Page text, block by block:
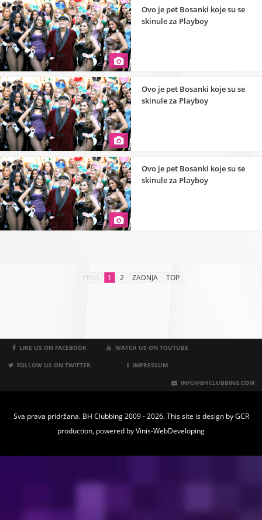
Ovo je pet Bosanki koje su se
skinule za Playboy
Ovo je pet Bosanki koje su se
skinule za Playboy
Ovo je pet Bosanki koje su se
skinule za Playboy
PRVA 1 2 ZADNJA TOP
LIKE US ON FACEBOOK WATCH US ON YOUTUBE
FOLLOW US ON TWITTER IMPRESSUM
INFO@BHCLUBBING.COM
Sva prava pridržana. BH Clubbing 2009 - 2026. This site is design byGCR
production, powered byVinis-WebDeveloping